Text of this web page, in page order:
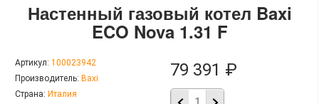
Настенный газовый котел Baxi
ECO Nova 1.31 F
Артикул: 100023942
Производитель: Baxi
Страна: Италия
79 391 ₽